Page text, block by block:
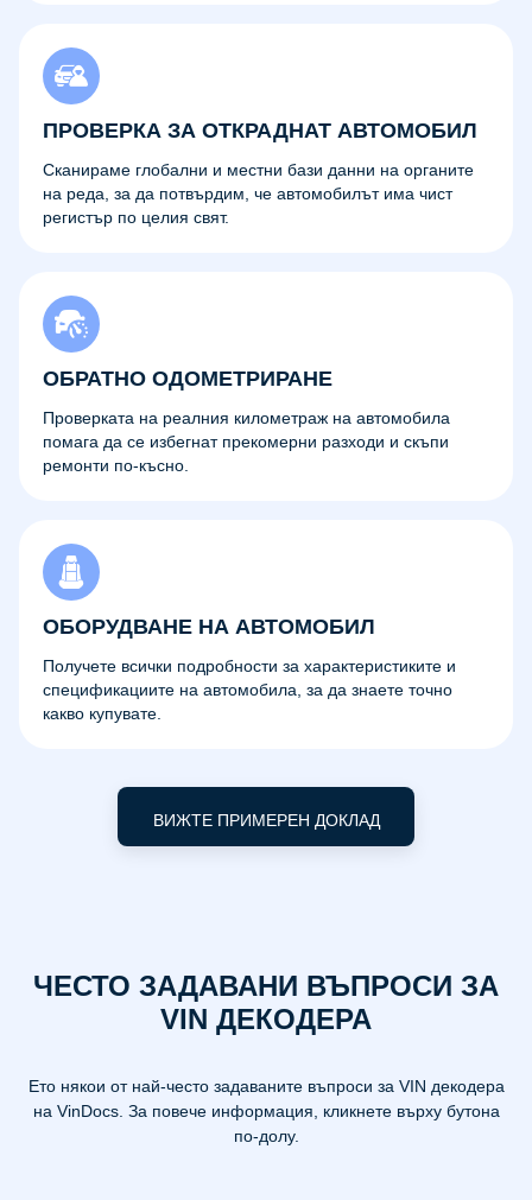
ПРОВЕРКА ЗА ОТКРАДНАТ АВТОМОБИЛ
Сканираме глобални и местни бази данни на органите
на реда, за да потвърдим, че автомобилът има чист
регистър по целия свят.
ОБРАТНО ОДОМЕТРИРАНЕ
Проверката на реалния километраж на автомобила
помага да се избегнат прекомерни разходи и скъпи
ремонти по-късно.
ОБОРУДВАНЕ НА АВТОМОБИЛ
Получете всички подробности за характеристиките и
спецификациите на автомобила, за да знаете точно
какво купувате.
ВИЖТЕ ПРИМЕРЕН ДОКЛАД
ЧЕСТО ЗАДАВАНИ ВЪПРОСИ ЗА
VIN ДЕКОДЕРА
Ето някои от най-често задаваните въпроси за VIN декодера
на VinDocs. За повече информация, кликнете върху бутона
по-долу.